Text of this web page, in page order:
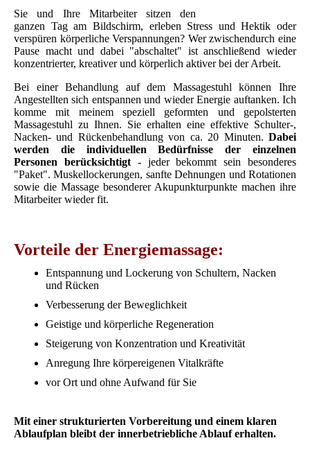
Sie und Ihre Mitarbeiter sitzen den
ganzen Tag am Bildschirm, erleben Stress und Hektik oder
verspüren körperliche Verspannungen? Wer zwischendurch eine
Pause macht und dabei "abschaltet" ist anschließend wieder
konzentrierter, kreativer und körperlich aktiver bei der Arbeit.
Bei einer Behandlung auf dem Massagestuhl können Ihre
Angestellten sich entspannen und wieder Energie auftanken. Ich
komme mit meinem speziell geformten und gepolsterten
Massagestuhl zu Ihnen. Sie erhalten eine effektive Schulter-,
Nacken- und Rückenbehandlung von ca. 20 Minuten. Dabei
werden die individuellen Bedürfnisse der einzelnen
Personen berücksichtigt- jeder bekommt sein besonderes
"Paket". Muskellockerungen, sanfte Dehnungen und Rotationen
sowie die Massage besonderer Akupunkturpunkte machen ihre
Mitarbeiter wieder fit.
Vorteile der Energiemassage:
Entspannung und Lockerung von Schultern, Nacken
und Rücken
Verbesserung der Beweglichkeit
Geistige und körperliche Regeneration
Steigerung von Konzentration und Kreativität
Anregung Ihre körpereigenen Vitalkräfte
vor Ort und ohne Aufwand für Sie
Mit einer strukturierten Vorbereitung und einem klaren
Ablaufplan bleibt der innerbetriebliche Ablauf erhalten.